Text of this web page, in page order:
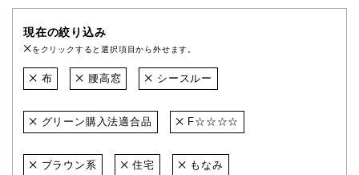
現在の絞り込み
をクリックすると選択項目から外せます。
布 腰高窓 シースルー
グリーン購入法適合品 F☆☆☆☆
ブラウン系 住宅 もなみ